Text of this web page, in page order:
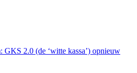
GKS 2.0 (de ‘witte kassa’) opnieuw